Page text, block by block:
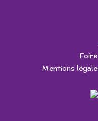
Mentions